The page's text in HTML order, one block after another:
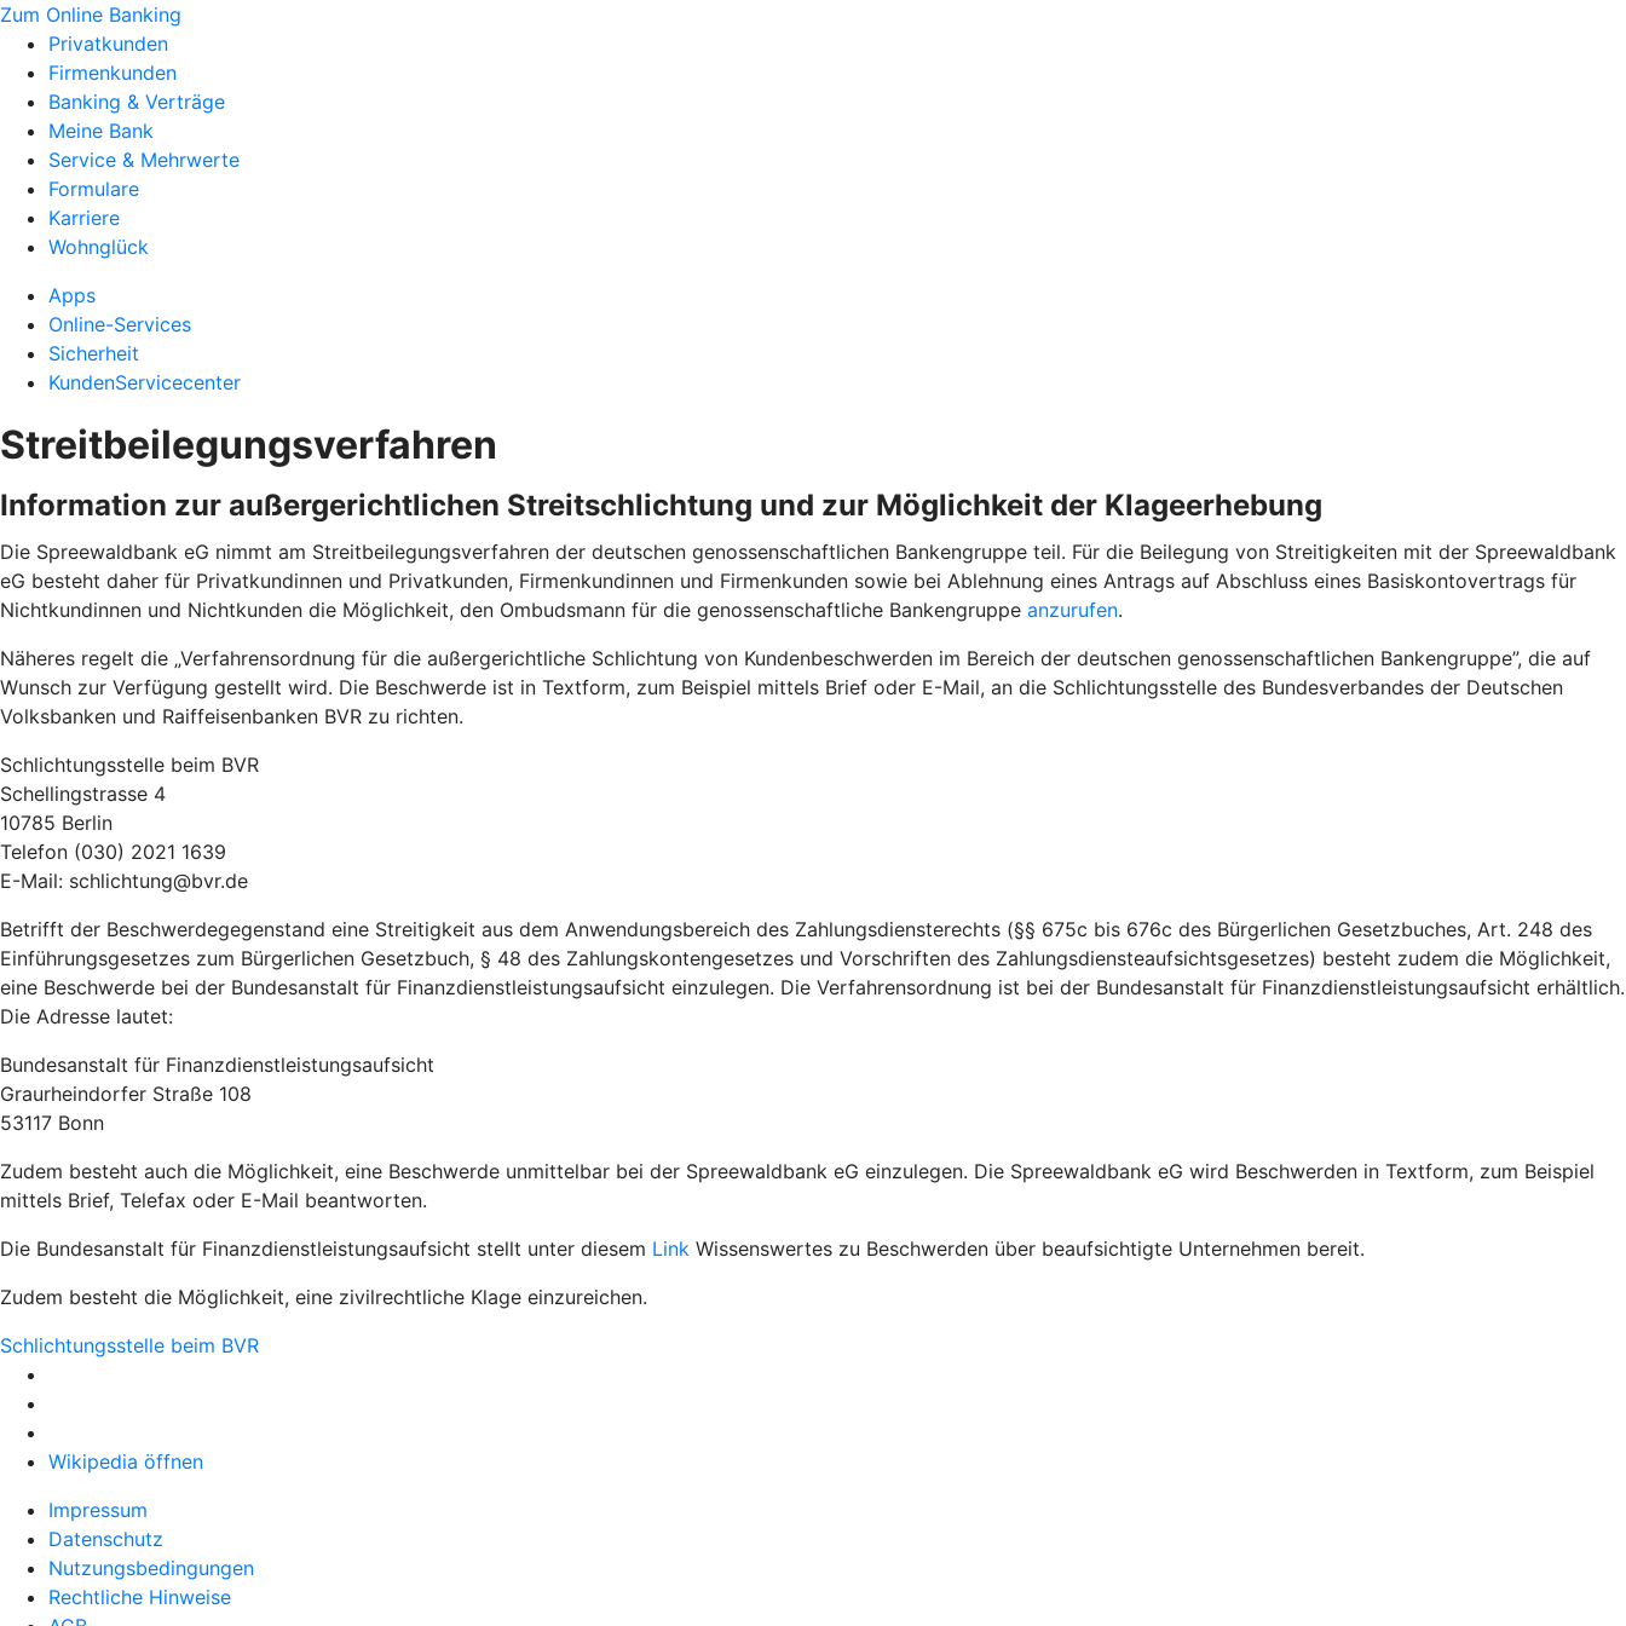
Zum Online Banking
Privatkunden
Firmenkunden
Banking & Verträge
Meine Bank
Service & Mehrwerte
Formulare
Karriere
Wohnglück
Apps
Online-Services
Sicherheit
KundenServicecenter
Streitbeilegungsverfahren
Information zur außergerichtlichen Streitschlichtung und zur Möglichkeit der Klageerhebung
Die Spreewaldbank eG nimmt am Streitbeilegungsverfahren der deutschen genossenschaftlichen Bankengruppe teil. Für die Beilegung von Streitigkeiten mit der Spreewaldbank
eG besteht daher für Privatkundinnen und Privatkunden, Firmenkundinnen und Firmenkunden sowie bei Ablehnung eines Antrags auf Abschluss eines Basiskontovertrags für
Nichtkundinnen und Nichtkunden die Möglichkeit, den Ombudsmann für die genossenschaftliche Bankengruppe anzurufen.
Näheres regelt die „Verfahrensordnung für die außergerichtliche Schlichtung von Kundenbeschwerden im Bereich der deutschen genossenschaftlichen Bankengruppe”, die auf
Wunsch zur Verfügung gestellt wird. Die Beschwerde ist in Textform, zum Beispiel mittels Brief oder E-Mail, an die Schlichtungsstelle des Bundesverbandes der Deutschen
Volksbanken und Raiffeisenbanken BVR zu richten.
Schlichtungsstelle beim BVR
Schellingstrasse 4
10785 Berlin
Telefon (030) 2021 1639
E-Mail: schlichtung@bvr.de
Betrifft der Beschwerdegegenstand eine Streitigkeit aus dem Anwendungsbereich des Zahlungsdiensterechts (§§ 675c bis 676c des Bürgerlichen Gesetzbuches, Art. 248 des
Einführungsgesetzes zum Bürgerlichen Gesetzbuch, § 48 des Zahlungskontengesetzes und Vorschriften des Zahlungsdiensteaufsichtsgesetzes) besteht zudem die Möglichkeit,
eine Beschwerde bei der Bundesanstalt für Finanzdienstleistungsaufsicht einzulegen. Die Verfahrensordnung ist bei der Bundesanstalt für Finanzdienstleistungsaufsicht erhältlich.
Die Adresse lautet:
Bundesanstalt für Finanzdienstleistungsaufsicht
Graurheindorfer Straße 108
53117 Bonn
Zudem besteht auch die Möglichkeit, eine Beschwerde unmittelbar bei der Spreewaldbank eG einzulegen. Die Spreewaldbank eG wird Beschwerden in Textform, zum Beispiel
mittels Brief, Telefax oder E-Mail beantworten.
Die Bundesanstalt für Finanzdienstleistungsaufsicht stellt unter diesem Link Wissenswertes zu Beschwerden über beaufsichtigte Unternehmen bereit.
Zudem besteht die Möglichkeit, eine zivilrechtliche Klage einzureichen.
Schlichtungsstelle beim BVR
Wikipedia öffnen
Impressum
Datenschutz
Nutzungsbedingungen
Rechtliche Hinweise